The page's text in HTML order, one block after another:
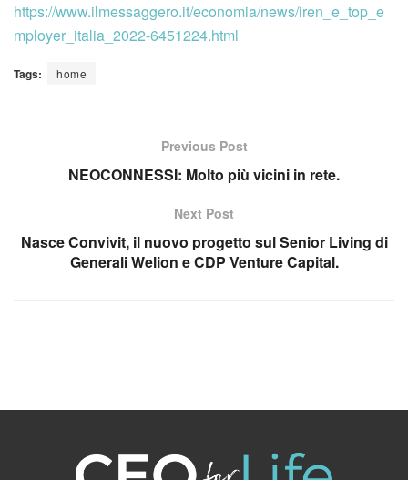
https://www.ilmessaggero.it/economia/news/iren_e_top_e
mployer_italia_2022-6451224.html
Tags: home
Previous Post
NEOCONNESSI: Molto più vicini in rete.
Next Post
Nasce Convivit, il nuovo progetto sul Senior Living di
Generali Welion e CDP Venture Capital.